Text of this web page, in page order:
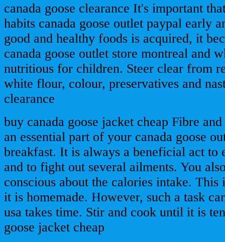
canada goose clearance It's important
habits canada goose outlet paypal early
good and healthy foods is acquired, it
canada goose outlet store montreal and
nutritious for children. Steer clear from
white flour, colour, preservatives and
clearance
buy canada goose jacket cheap Fibre
an essential part of your canada goose
breakfast. It is always a beneficial act to
and to fight out several ailments. You
conscious about the calories intake.
it is homemade. However, such a task
usa takes time. Stir and cook until it is
goose jacket cheap